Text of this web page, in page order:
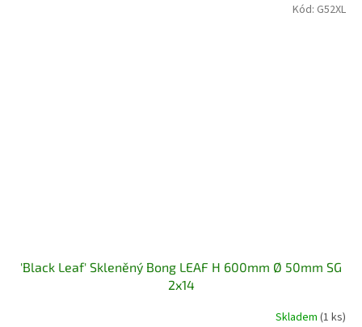
'Black Leaf' Skleněný Bong LEAF H 600mm Ø 50mm SG
2x14
Skladem (1 ks)
Kód: G52XL